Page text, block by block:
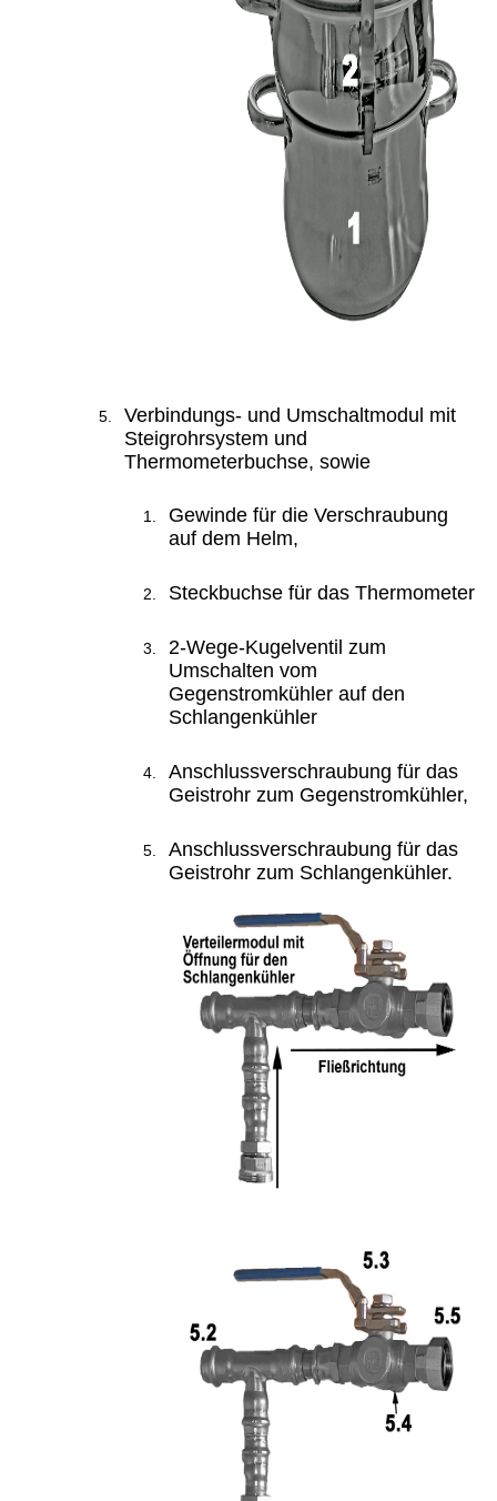
Verbindungs- und Umschaltmodul mit
Steigrohrsystem und
Thermometerbuchse, sowie
Gewinde für die Verschraubung
auf dem Helm,
Steckbuchse für das Thermometer
2-Wege-Kugelventil zum
Umschalten vom
Gegenstromkühler auf den
Schlangenkühler
Anschlussverschraubung für das
Geistrohr zum Gegenstromkühler,
Anschlussverschraubung für das
Geistrohr zum Schlangenkühler.